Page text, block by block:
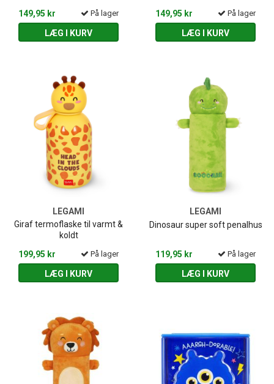
149,95 kr På lager
LÆG I KURV
149,95 kr På lager
LÆG I KURV
LEGAMI
Giraf termoflaske til varmt &
koldt
199,95 kr
På lager
LÆG I KURV
LEGAMI
Dinosaur super soft penalhus
119,95 kr På lager
LÆG I KURV